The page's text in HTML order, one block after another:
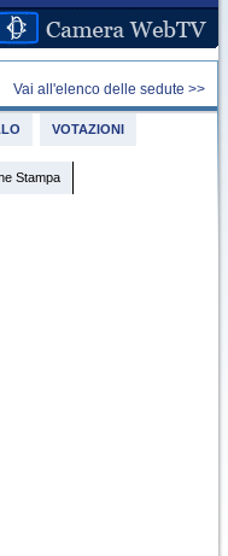
Vai all'elenco delle sedute >>
VOTAZIONI
Stampa